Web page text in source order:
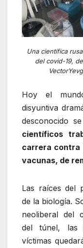
Una científica
del covid-19,
Hoy el
disyuntiva
desconocido
científicos
carrera contra
vacunas, de
Las raíces del
de la biología.
neoliberal del
del túnel, las
víctimas